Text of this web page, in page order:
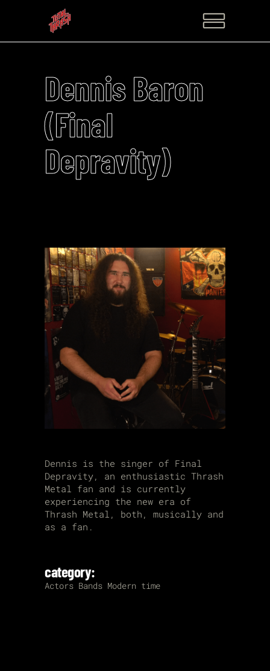
Dennis Baron
(Final
Depravity)
Dennis is the singer of Final
Depravity, an enthusiastic Thrash
Metal fan and is currently
experiencing the new era of
Thrash Metal, both, musically and
as a fan.
category:
Actors Bands Modern time